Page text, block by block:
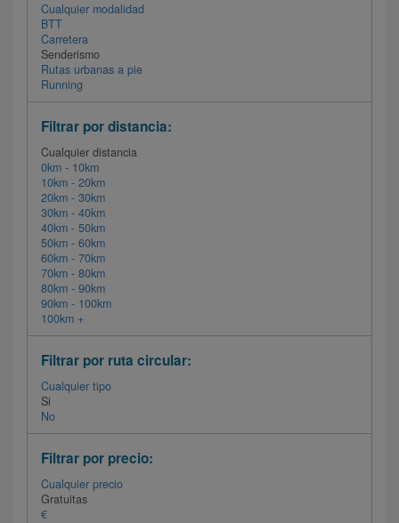
Cualquier modalidad
BTT
Carretera
Senderismo
Rutas urbanas a pie
Running
Filtrar por distancia:
Cualquier distancia
0km - 10km
10km - 20km
20km - 30km
30km - 40km
40km - 50km
50km - 60km
60km - 70km
70km - 80km
80km - 90km
90km - 100km
100km +
Filtrar por ruta circular:
Cualquier tipo
Si
No
Filtrar por precio:
Cualquier precio
Gratuitas
€